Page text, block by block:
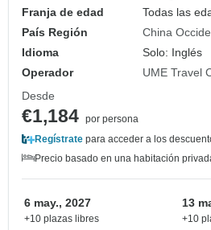
Franja de edad
Todas las
País Región
China
Idioma
Solo: Inglés
Operador
UME Travel
Desde
€1,184 por persona
Regístrate para acceder a los
Precio basado en una habitación
6 may., 2027
+10 plazas libres
13
+10